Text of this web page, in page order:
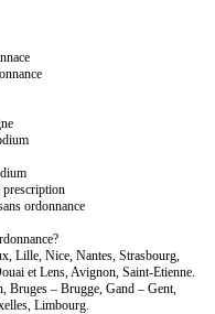
prescription
ordonnance
Lille, Nice, Nantes, Strasbourg,
et Lens, Avignon, Saint-Etienne.
Bruges – Brugge, Gand – Gent,
Limbourg.